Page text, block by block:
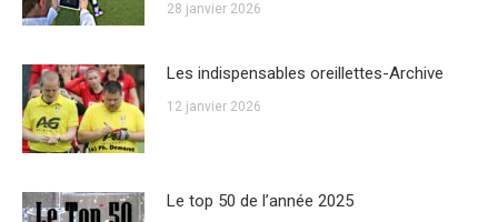
28 janvier 2026
Les indispensables oreillettes-Archive
12 janvier 2026
Le top 50 de l’année 2025